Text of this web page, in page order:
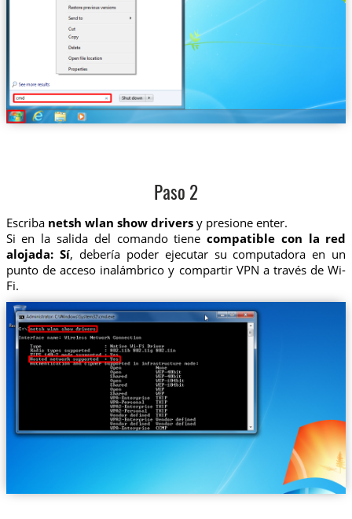
Paso 2
Escriba netsh wlan show driversy presione enter.
Si en la salida del comando tienecompatible con la red
alojada: Sí, debería poder ejecutar su computadora en un
punto de acceso inalámbrico y compartir VPN a través de Wi-
Fi.